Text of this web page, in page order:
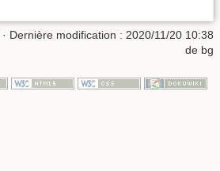
· Dernière modification : 2020/11/20 10:38
de bg